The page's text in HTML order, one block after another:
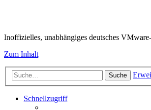
Inoffizielles, unabhängiges deutsches
Zum Inhalt
Suche
Schnellzugriff